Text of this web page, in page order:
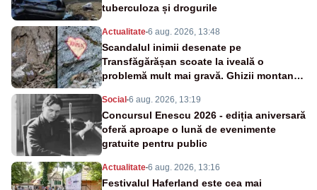
tuberculoza și drogurile
Actualitate-6 aug. 2026, 13:48
Scandalul inimii desenate pe
Transfăgărășan scoate la iveală o
problemă mult mai gravă. Ghizii montani:
Social-6 aug. 2026, 13:19
Concursul Enescu 2026 - ediția aniversară
oferă aproape o lună de evenimente
gratuite pentru public
Actualitate-6 aug. 2026, 13:16
Festivalul Haferland este cea mai